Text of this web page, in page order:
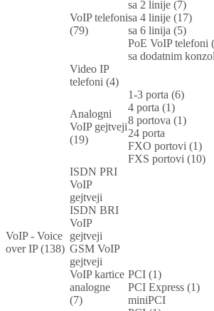
VoIP - Voice
over IP (138)
VoIP telefoni
(79)
sa 2 linije (7)
sa 4 linije (17)
sa 6 linija (5)
PoE VoIP telefoni
sa dodatnim
Video IP
telefoni (4)
Analogni
VoIP gejtveji
(19)
1-3 porta (6)
4 porta (1)
8 portova (1)
24 porta
FXO portovi (1)
FXS portovi (10)
ISDN PRI
VoIP
gejtveji
ISDN BRI
VoIP
gejtveji
GSM VoIP
gejtveji
VoIP kartice
analogne
(7)
PCI (1)
PCI Express (1)
miniPCI